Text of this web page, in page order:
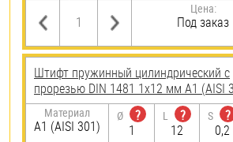
Цена:
Под заказ
Штифт пружинный цилиндрический с
прорезью DIN 1481 1х12 мм А1 (AISI
Материал
А1 (AISI 301)
Ø
?
1
L
?
12
S
?
0,2